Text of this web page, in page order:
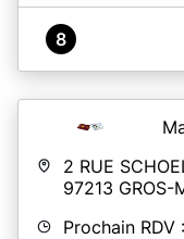
8
2 RUE
97213 GROS-
Prochain